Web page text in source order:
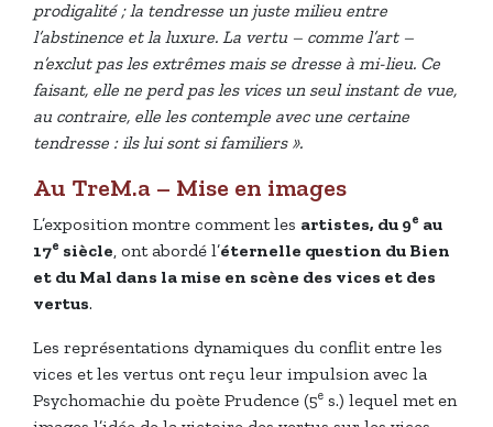
prodigalité ; la tendresse un juste milieu entre
l’abstinence et la luxure. La vertu – comme l’art –
n’exclut pas les extrêmes mais se dresse à mi-lieu. Ce
faisant, elle ne perd pas les vices un seul instant de vue,
au contraire, elle les contemple avec une certaine
tendresse : ils lui sont si familiers ».
Au TreM.a – Mise en images
L’exposition montre comment les artistes, du 9e au
17e siècle, ont abordé l’éternelle question du Bien
et du Mal dans la mise en scène des vices et des
vertus.
Les représentations dynamiques du conflit entre les
vices et les vertus ont reçu leur impulsion avec la
Psychomachie du poète Prudence (5e s.) lequel met en